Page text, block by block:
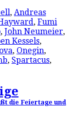
, Andreas
, Fumi
, John Neumeier,
Kessels,
, Onegin,
, Spartacus,
die Feiertage und